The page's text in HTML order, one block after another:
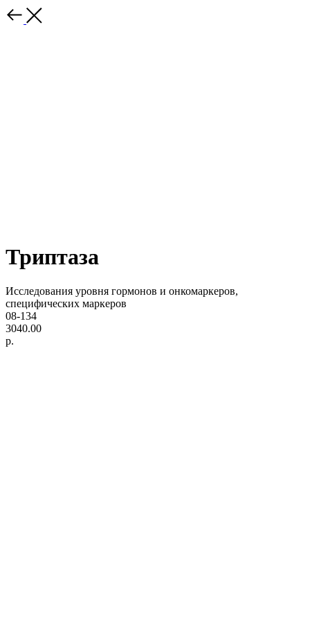
Триптаза
Исследования уровня гормонов и онкомаркеров,
специфических маркеров
08-134
3040.00
р.